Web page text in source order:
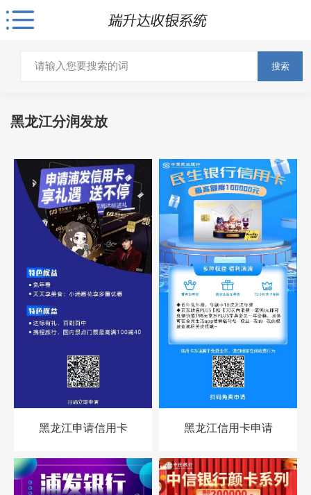
搜索
黑龙江分润发放
黑龙江申请信用卡 黑龙江信用卡申请